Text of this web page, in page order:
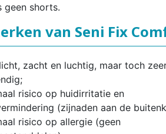
geen shorts.
van Seni Fix
zacht en luchtig, maar toch
risico op huidirritatie en
(zijnaden aan de
risico op allergie (geen